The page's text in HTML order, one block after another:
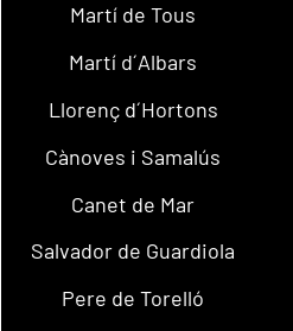
Martí de Tous
Martí d´Albars
Llorenç d´Hortons
Cànoves i Samalús
Canet de Mar
Salvador de Guardiola
Pere de Torelló